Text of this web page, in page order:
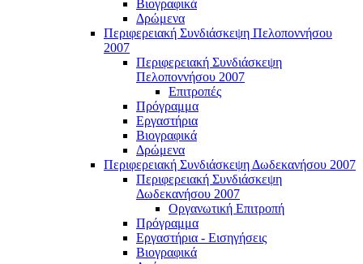
Βιογραφικά
Δρώμενα
Περιφερειακή Συνδιάσκεψη Πελοποννήσου
2007
Περιφερειακή Συνδιάσκεψη
Πελοποννήσου 2007
Επιτροπές
Πρόγραμμα
Εργαστήρια
Βιογραφικά
Δρώμενα
Περιφερειακή Συνδιάσκεψη Δωδεκανήσου 2007
Περιφερειακή Συνδιάσκεψη
Δωδεκανήσου 2007
Οργανωτική Επιτροπή
Πρόγραμμα
Εργαστήρια - Εισηγήσεις
Βιογραφικά